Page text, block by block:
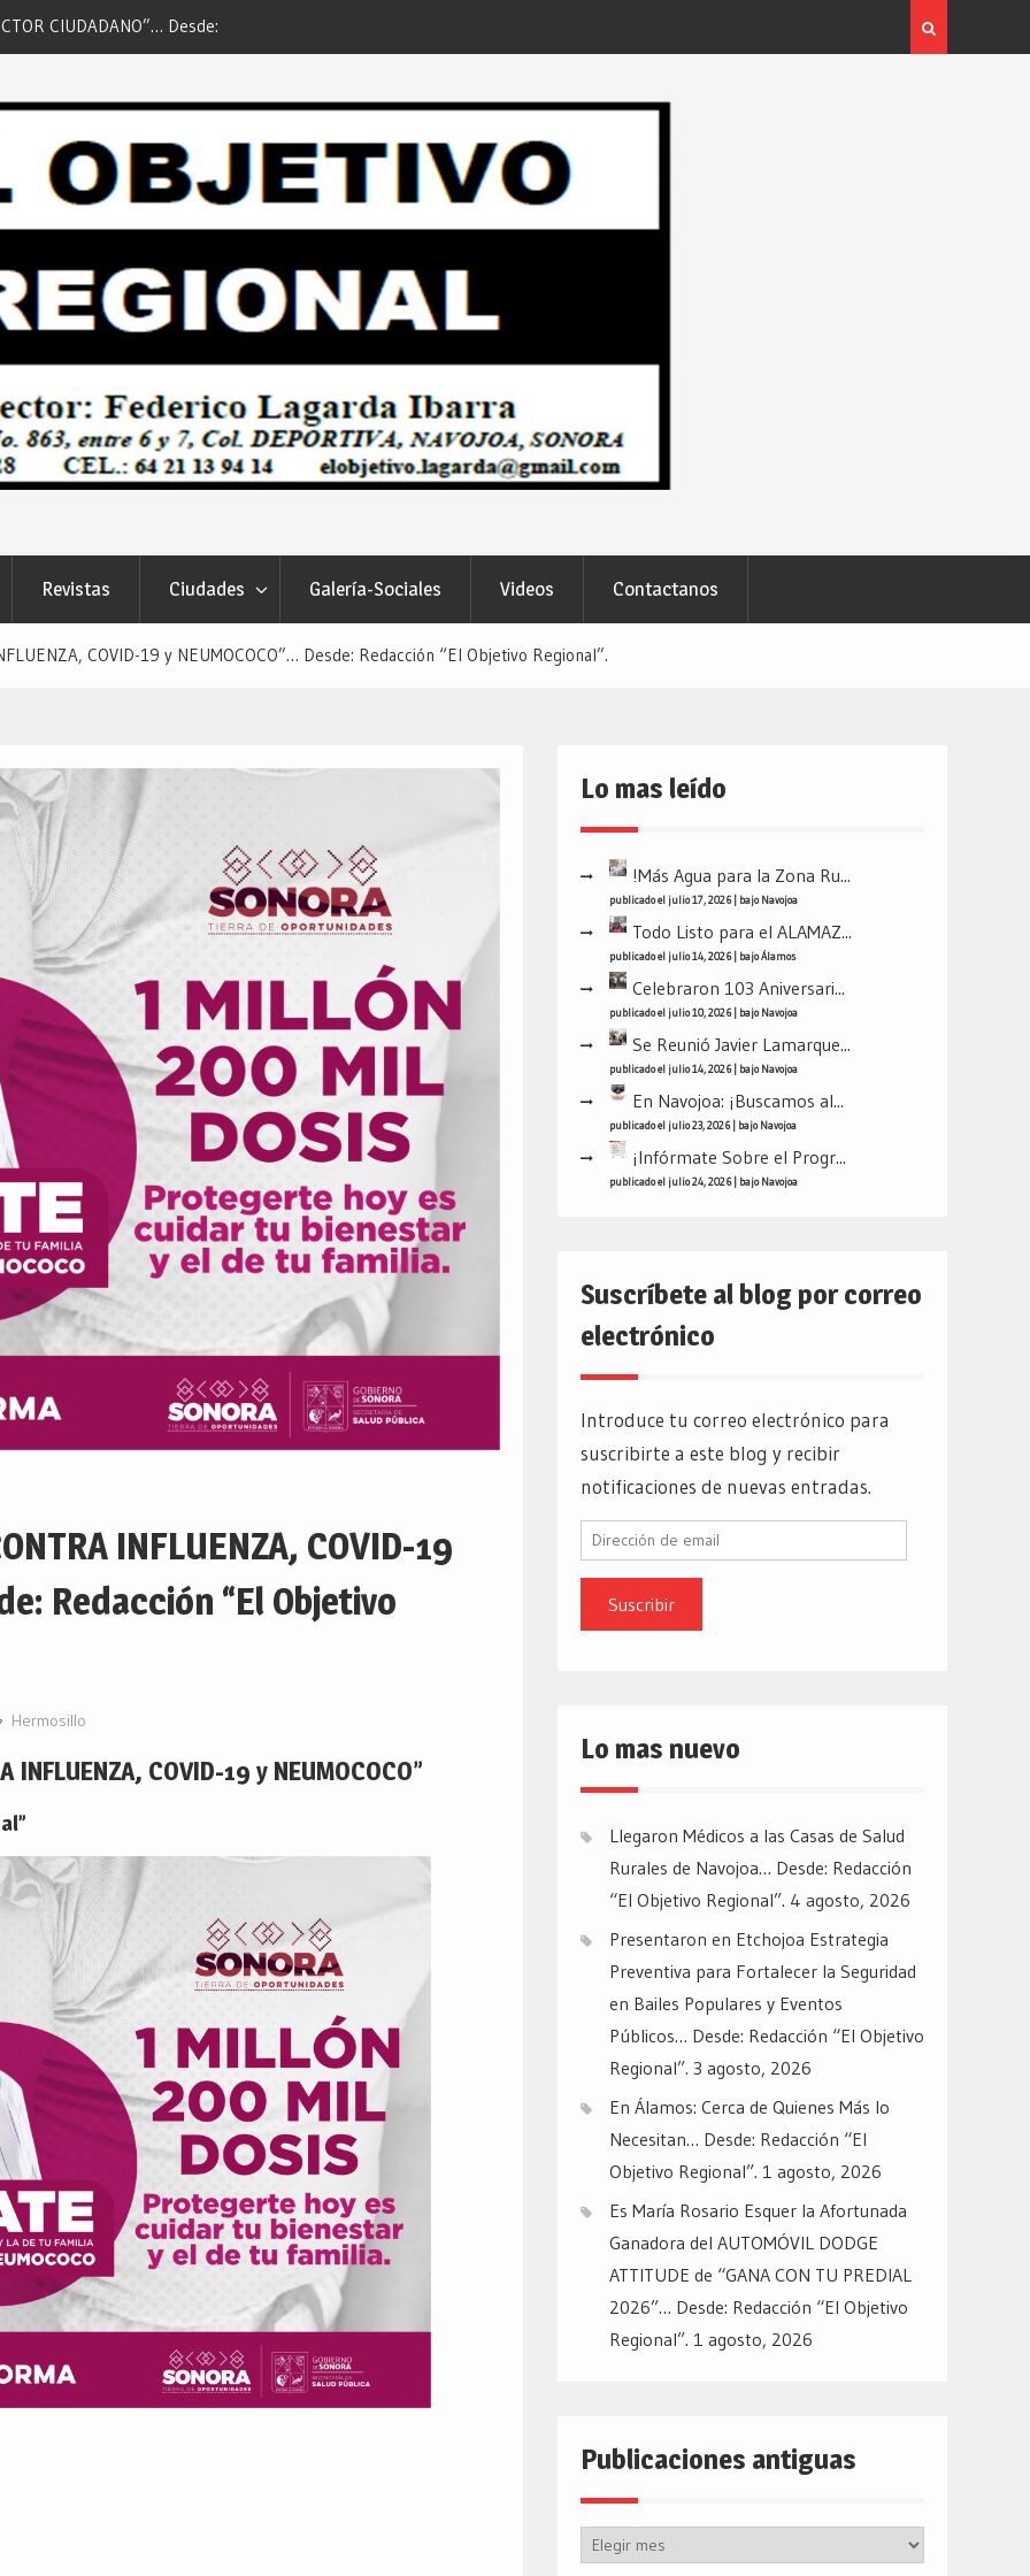
CIUDADANO”… Desde:
Regional”.
para PAVIMENTAR Navojoa… Desde: Redacción “El
Campaña: “INSPECTOR CIUDADANO”…
Redacción “El Objetivo Regional”.
Revistas Ciudades Galería-Sociales Videos Contactanos
COVID-19 y NEUMOCOCO”… Desde: Redacción “El Objetivo Regional”.
INFLUENZA, COVID-19
Redacción “El Objetivo
Hermosillo
INFLUENZA, COVID-19 y NEUMOCOCO”
Lo mas leído
!Más Agua para la Zona Ru...
publicado el julio 17, 2026| bajoNavojoa
Todo Listo para el ALAMAZ...
publicado el julio 14, 2026| bajoÁlamos
Celebraron 103 Aniversari...
publicado el julio 10, 2026| bajoNavojoa
Se Reunió Javier Lamarque...
publicado el julio 14, 2026| bajoNavojoa
En Navojoa: ¡Buscamos al...
publicado el julio 23, 2026| bajoNavojoa
¡Infórmate Sobre el Progr...
publicado el julio 24, 2026| bajoNavojoa
Suscríbete al blog por correo
electrónico
Introduce tu correo electrónico para
suscribirte a este blog y recibir
notificaciones de nuevas entradas.
Dirección
email
Lo mas nuevo
Llegaron Médicos a las Casas de Salud
Rurales de Navojoa… Desde: Redacción
“El Objetivo Regional”. 4 agosto, 2026
Presentaron en Etchojoa Estrategia
Preventiva para Fortalecer la Seguridad
en Bailes Populares y Eventos
Públicos… Desde: Redacción “El Objetivo
Regional”. 3 agosto, 2026
En Álamos: Cerca de Quienes Más lo
Necesitan… Desde: Redacción “El
Objetivo Regional”. 1 agosto, 2026
Es María Rosario Esquer la Afortunada
Ganadora del AUTOMÓVIL DODGE
ATTITUDE de “GANA CON TU PREDIAL
2026”… Desde: Redacción “El Objetivo
Regional”. 1 agosto, 2026
Publicaciones antiguas
Publicaciones